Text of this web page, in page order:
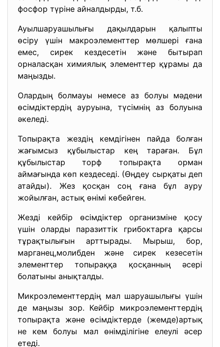
фосфор түріне айналдырды, т.б.
Ауылшаруашылығы дақылдарын қалыпты
өсіру үшін макроэлементтер мөлшері ғана
емес, сирек кездесетін және бытырап
орналасқан химиялық элементтер құрамы да
маңызды.
Олардың болмауы немесе аз болуы мәдени
өсімдіктердің ауруына, түсімнің аз болуына
әкеледі.
Топырақта жездің кемдігінен пайда болған
жағымсыз құбылыстар кең тараған. Бұл
құбылыстар торф топырақта орман
аймағында көп кездеседі. (Өңдеу сырқаты деп
атайды). Жез қосқан соң ғана бұл ауру
жойылған, астық өнімі көбейген.
Жезді кейбір өсімдіктер организміне қосу
үшін оларды паразиттік грибоктарға қарсы
тұрақтылығын арттырады. Мырыш, бор,
марганец,молибден және сирек кезесетін
элементтер топыраққа қосқанның әсері
болатыны анықталды.
Микроэлементтердің мал шаруашылығы үшін
де маңызы зор. Кейбір микроэлементтердің
топырақта және өсімдіктерде (жемде)артық
не кем болуы мал өнімділігіне елеулі әсер
етеді.